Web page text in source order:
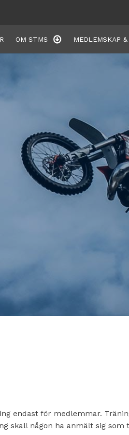
OM STMS MEDLEMSKAP &
endast för medlemmar.
skall någon ha anmält sig som